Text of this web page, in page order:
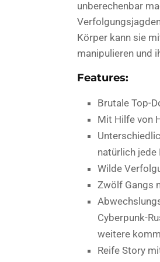
unberechenbar
Körper kann sie
manipulieren und
Features:
Brutale Top-
Mit Hilfe von
natürlich jede
Wilde
Zwölf Gangs
Cyberpunk-
weitere
Reife Story